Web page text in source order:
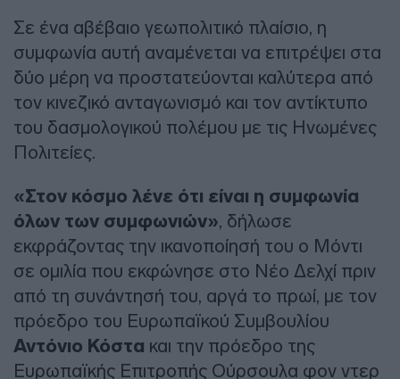
Σε ένα αβέβαιο γεωπολιτικό πλαίσιο, η
συμφωνία αυτή αναμένεται να επιτρέψει στα
δύο μέρη να προστατεύονται καλύτερα από
τον κινεζικό ανταγωνισμό και τον αντίκτυπο
του δασμολογικού πολέμου με τις Ηνωμένες
Πολιτείες.
«Στον κόσμο λένε ότι είναι η συμφωνία
όλων των συμφωνιών», δήλωσε
εκφράζοντας την ικανοποίησή του ο Μόντι
σε ομιλία που εκφώνησε στο Νέο Δελχί πριν
από τη συνάντησή του, αργά το πρωί, με τον
πρόεδρο του Ευρωπαϊκού Συμβουλίου
Αντόνιο Κόστα και την πρόεδρο της
Ευρωπαϊκής Επιτροπής Ούρσουλα φον ντερ